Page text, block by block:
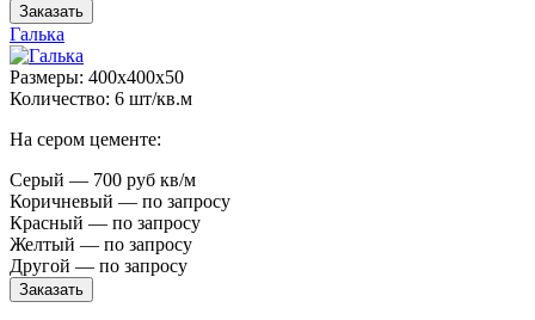
Заказать
Галька
Размеры: 400x400x50
Количество: 6 шт/кв.м
На сером цементе:
Серый — 700 руб кв/м
Коричневый — по запросу
Красный — по запросу
Желтый — по запросу
Другой — по запросу
Заказать